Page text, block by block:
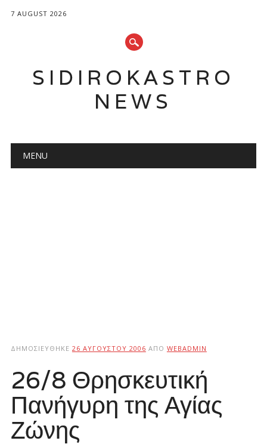
7 AUGUST 2026
SIDIROKASTRO
NEWS
Main menu
MENU
ΔΗΜΟΣΙΕΎΘΗΚΕ 26 ΑΥΓΟΎΣΤΟΥ 2006 ΑΠΌ WEBADMIN
26/8 Θρησκευτική
Πανήγυρη της Αγίας
Ζώνης